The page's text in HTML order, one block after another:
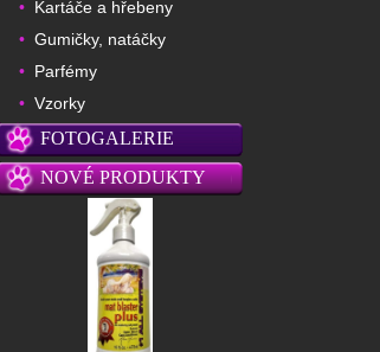
• Kartáče a hřebeny
• Gumičky, natáčky
• Parfémy
• Vzorky
FOTOGALERIE
NOVÉ PRODUKTY